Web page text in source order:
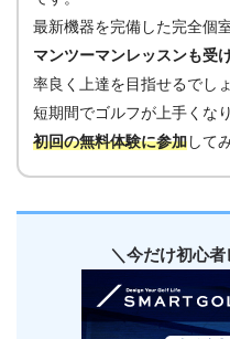
最新機器を完備した完全個室
マンツーマンレッスンも受
率良く上達を目指せるでしょ
短期間でゴルフが上手くな
初回の無料体験に参加して
＼今だけ初心